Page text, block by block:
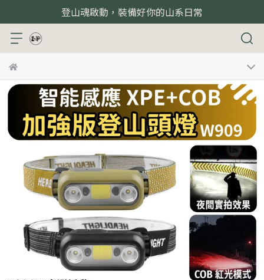
登山魂啟動，裝備好你的山系日常